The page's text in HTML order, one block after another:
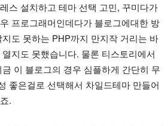
스 설치하고 테마 선택 고민, 꾸미다가
프로그래머인데다가 블로그에대한 방
도 못하는 PHP까지 만지작 거리는 바
지도 못했습니다. 물론 티스토리에서
이 블로그의 경우 심플하게 간단히 무
좋은걸로 선택해서 차일드테마 만들어
.